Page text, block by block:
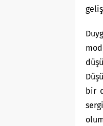
bir